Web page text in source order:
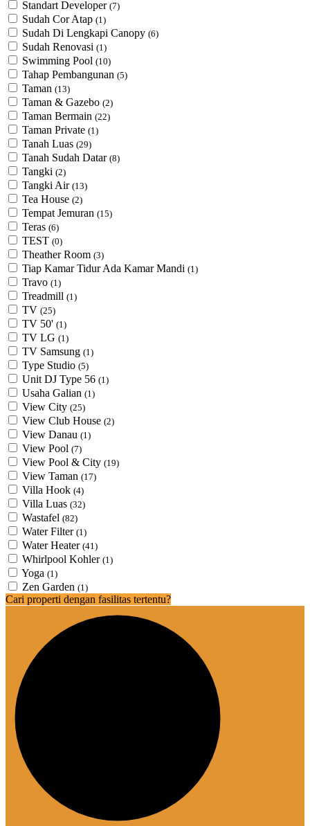
Standart Developer (7)
Sudah Cor Atap (1)
Sudah Di Lengkapi Canopy (6)
Sudah Renovasi (1)
Swimming Pool (10)
Tahap Pembangunan (5)
Taman (13)
Taman & Gazebo (2)
Taman Bermain (22)
Taman Private (1)
Tanah Luas (29)
Tanah Sudah Datar (8)
Tangki (2)
Tangki Air (13)
Tea House (2)
Tempat Jemuran (15)
Teras (6)
TEST (0)
Theather Room (3)
Tiap Kamar Tidur Ada Kamar Mandi (1)
Travo (1)
Treadmill (1)
TV (25)
TV 50' (1)
TV LG (1)
TV Samsung (1)
Type Studio (5)
Unit DJ Type 56 (1)
Usaha Galian (1)
View City (25)
View Club House (2)
View Danau (1)
View Pool (7)
View Pool & City (19)
View Taman (17)
Villa Hook (4)
Villa Luas (32)
Wastafel (82)
Water Filter (1)
Water Heater (41)
Whirlpool Kohler (1)
Yoga (1)
Zen Garden (1)
Cari properti dengan fasilitas tertentu?